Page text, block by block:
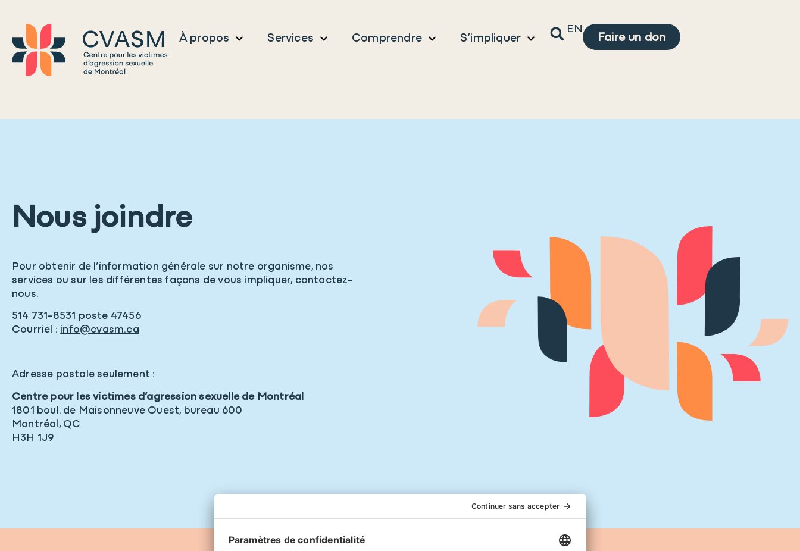
À propos Services Comprendre S’impliquer
EN
Faire un don
Nous joindre
Pour obtenir de l’information générale sur notre organisme, nos
services ou sur les différentes façons de vous impliquer, contactez-
nous.
514 731-8531 poste 47456
Courriel : info@cvasm.ca
Adresse postale seulement :
Centre pour les victimes d’agression sexuelle de Montréal
1801 boul. de Maisonneuve Ouest, bureau 600
Montréal, QC
H3H 1J9